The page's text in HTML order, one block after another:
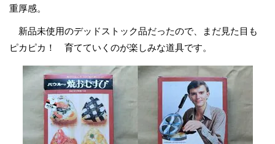
重厚感。
新品未使用のデッドストック品だったので、まだ見た目も
ピカピカ！ 育てていくのが楽しみな道具です。